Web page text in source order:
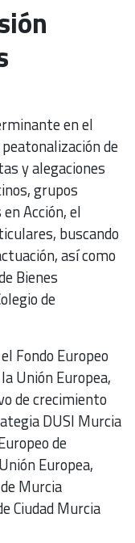
en el
de
y alegaciones
grupos
Acción, el
buscando
así como
Bienes
de
Fondo Europeo
Unión Europea,
de crecimiento
DUSI Murcia
de
Europea,
Murcia
Ciudad Murcia